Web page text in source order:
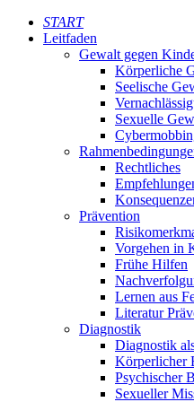
START
Leitfaden
Gewalt gegen
Körperliche
Seelische
Sexuelle
Rechtliches
Prävention
Vorgehen in
Frühe Hilfen
Lernen aus
Literatur
Diagnostik
Diagnostik
Körperlicher
Psychischer
Sexueller